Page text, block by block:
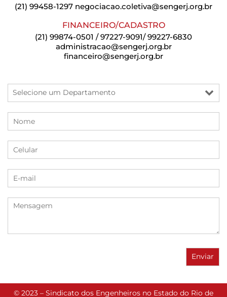
(21) 99458-1297 negociacao.coletiva@sengerj.org.br
FINANCEIRO/CADASTRO
(21) 99874-0501 / 97227-9091/ 99227-6830
administracao@sengerj.org.br
financeiro@sengerj.org.br
© 2023 – Sindicato dos Engenheiros no Estado do Rio de